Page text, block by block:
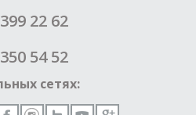
22 62
54 52
сетях: